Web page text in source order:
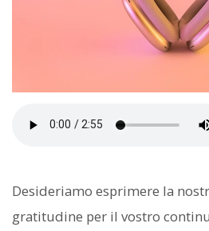
Desideriamo esprimere la
gratitudine per il vostro